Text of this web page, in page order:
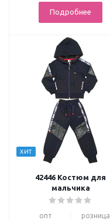
Подробнее
ХИТ
42446 Костюм для
мальчика
опт розница